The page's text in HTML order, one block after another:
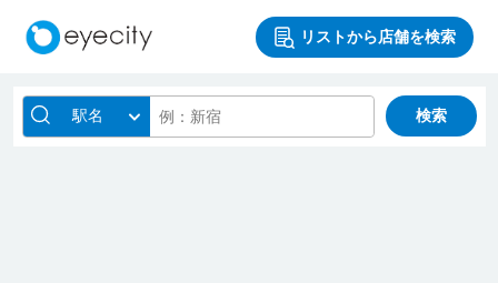
リストから店舗を検索
駅名 検索